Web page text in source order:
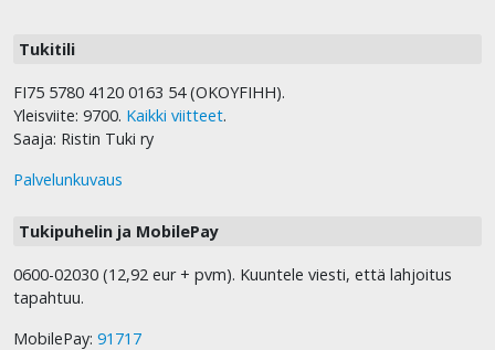
Tukitili
FI75 5780 4120 0163 54 (OKOYFIHH).
Yleisviite: 9700. Kaikki viitteet.
Saaja: Ristin Tuki ry
Palvelunkuvaus
Tukipuhelin ja MobilePay
0600-02030 (12,92 eur + pvm). Kuuntele viesti, että lahjoitus
tapahtuu.
MobilePay: 91717